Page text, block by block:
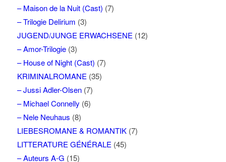
– Maison de la Nuit (Cast) (7)
– Trilogie Delirium (3)
JUGEND/JUNGE ERWACHSENE (12)
– Amor-Trilogie(3)
– House of Night (Cast) (7)
KRIMINALROMANE (35)
– Jussi Adler-Olsen(7)
– Michael Connelly (6)
– Nele Neuhaus (8)
LIEBESROMANE & ROMANTIK(7)
LITTERATURE GÉNÉRALE (45)
– Auteurs A-G (15)